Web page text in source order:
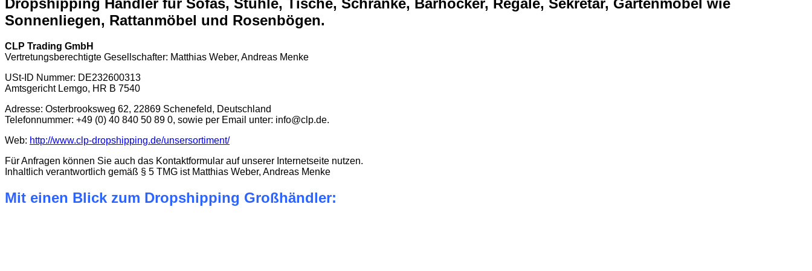
Sonnenliegen, Rattanmöbel und Rosenbögen.
CLP Trading GmbH
Vertretungsberechtigte Gesellschafter: Matthias Weber, Andreas Menke
USt-ID Nummer: DE232600313
Amtsgericht Lemgo, HR B 7540
Adresse: Osterbrooksweg 62, 22869 Schenefeld, Deutschland
Telefonnummer: +49 (0) 40 840 50 89 0, sowie per Email unter: info@clp.de.
Web: http://www.clp-dropshipping.de/unsersortiment/
Für Anfragen können Sie auch das Kontaktformular auf unserer Internetseite nutzen.
Inhaltlich verantwortlich gemäß § 5 TMG ist Matthias Weber, Andreas Menke
Mit einen Blick zum Dropshipping Großhändler: